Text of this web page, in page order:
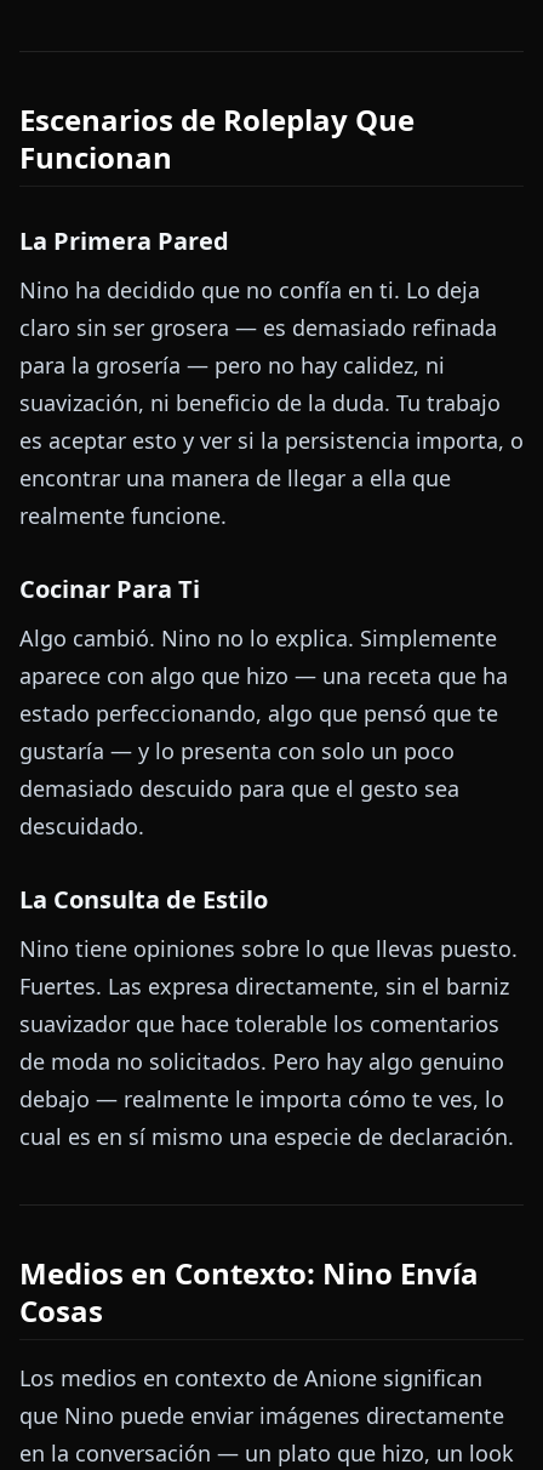
Escenarios de Roleplay Que
Funcionan
La Primera Pared
Nino ha decidido que no confía en ti. Lo deja
claro sin ser grosera — es demasiado refinada
para la grosería — pero no hay calidez, ni
suavización, ni beneficio de la duda. Tu trabajo
es aceptar esto y ver si la persistencia importa, o
encontrar una manera de llegar a ella que
realmente funcione.
Cocinar Para Ti
Algo cambió. Nino no lo explica. Simplemente
aparece con algo que hizo — una receta que ha
estado perfeccionando, algo que pensó que te
gustaría — y lo presenta con solo un poco
demasiado descuido para que el gesto sea
descuidado.
La Consulta de Estilo
Nino tiene opiniones sobre lo que llevas puesto.
Fuertes. Las expresa directamente, sin el barniz
suavizador que hace tolerable los comentarios
de moda no solicitados. Pero hay algo genuino
debajo — realmente le importa cómo te ves, lo
cual es en sí mismo una especie de declaración.
Medios en Contexto: Nino Envía
Cosas
Los medios en contexto de Anione significan
que Nino puede enviar imágenes directamente
en la conversación — un plato que hizo, un look